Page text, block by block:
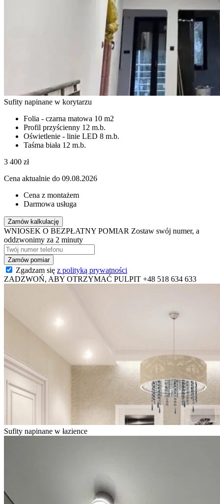
Sufity napinane w korytarzu
Folia - czarna matowa 10 m2
Profil przyścienny 12 m.b.
Oświetlenie - linie LED 8 m.b.
Taśma biała 12 m.b.
3 400 zł
Cena aktualnie do 09.08.2026
Cena z montażem
Darmowa usługa
Zamów kalkulację
WNIOSEK O BEZPŁATNY POMIAR Zostaw swój numer, a
oddzwonimy za 2 minuty
Zgadzam się z polityką prywatności
ZADZWOŃ, ABY OTRZYMAĆ PULPIT +48 518 634 633
Sufity napinane w łazience